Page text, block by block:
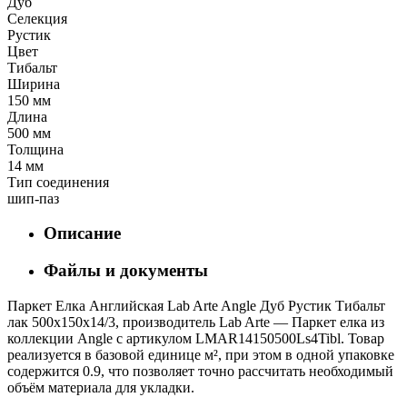
Селекция
Рустик
Цвет
Тибальт
Ширина
150 мм
Длина
500 мм
Толщина
14 мм
Тип соединения
шип-паз
Описание
Файлы и документы
Паркет Елка Английская Lab Arte Angle Дуб Рустик Тибальт
лак 500х150х14/3, производитель Lab Arte — Паркет елка из
коллекции Angle с артикулом LMAR14150500Ls4Tibl. Товар
реализуется в базовой единице м², при этом в одной упаковке
содержится 0.9, что позволяет точно рассчитать необходимый
объём материала для укладки.